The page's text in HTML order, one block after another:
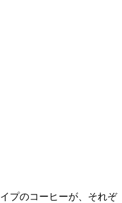
プのコーヒーが、それぞ